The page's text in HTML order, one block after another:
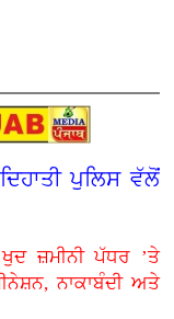
ਪੁਲਿਸ ਵੱਲੋਂ
ਜ਼ਮੀਨੀ ਪੱਧਰ ’ਤੇ
ਨਾਕਾਬੰਦੀ ਅਤੇ